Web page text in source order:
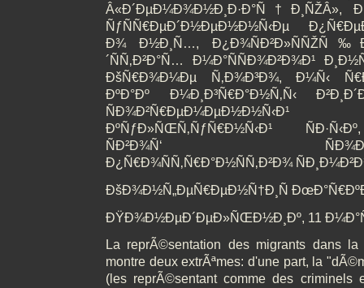
Â«Ð´ÐµÐ¼Ð¾Ð½Ð¸Ð·Ð°Ñ†Ð¸ÑŽÂ»,
ÑƒÑÑ€ÐµÐ´Ð½ÐµÐ½Ð½Ñ‹Ðµ
Ð¾ Ð½Ð¸Ñ…,
´ÑÑ‚Ð²Ð°Ñ… Ð¼Ð°ÑÑÐ¾Ð²Ð¾Ð¹
ÐšÑ€Ð¾Ð¼Ðµ Ñ‚Ð¾Ð³Ð¾, Ð¼Ñ‹
ÐºÐ°Ðº Ð¼Ð¸Ð³Ñ€Ð°Ð½Ñ‚Ñ‹
ÐºÑƒÐ»ÑŒÑ‚ÑƒÑ€Ð½Ñ‹Ð¹
ÑÐ²Ð¾Ñ‘
Ð¿Ñ€Ð¾ÑÑ‚Ñ€Ð°Ð½ÑÑ‚Ð²Ð¾
ÐšÐ¾Ð½Ñ„ÐµÑ€ÐµÐ½Ñ†Ð¸Ñ
ÐŸÐ¾Ð½ÐµÐ´ÐµÐ»ÑŒÐ½Ð¸Ðº, 11
La reprÃ©sentation des migrants dans
montre deux extrÃªmes: d'une part, la
(les reprÃ©sentant comme des criminels